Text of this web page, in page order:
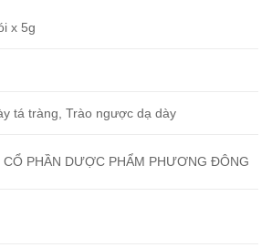
x 5g
tá tràng, Trào ngược dạ dày
CỔ PHẦN DƯỢC PHẨM PHƯƠNG ĐÔNG